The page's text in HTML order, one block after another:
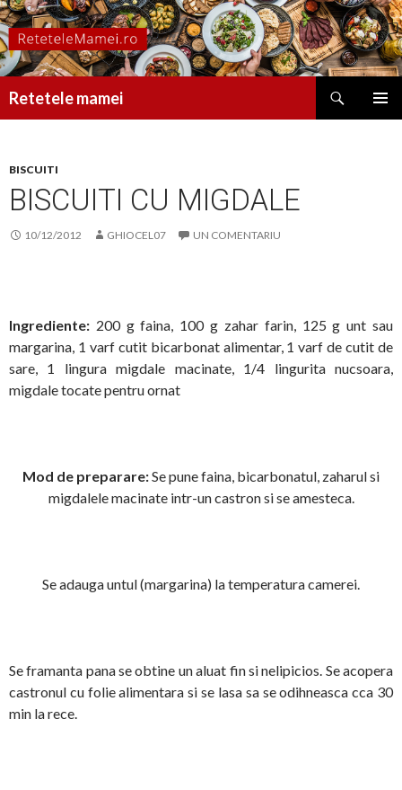
Retetele mamei
BISCUITI
BISCUITI CU MIGDALE
10/12/2012 GHIOCEL07 UN COMENTARIU
Ingrediente: 200 g faina, 100 g zahar farin, 125 g unt sau
margarina, 1 varf cutit bicarbonat alimentar, 1 varf de cutit de
sare, 1 lingura migdale macinate, 1/4 lingurita nucsoara,
migdale tocate pentru ornat
Mod de preparare:Se pune faina, bicarbonatul, zaharul si
migdalele macinate intr-un castron si se amesteca.
Se adauga untul (margarina) la temperatura camerei.
Se framanta pana se obtine un aluat fin si nelipicios. Se acopera
castronul cu folie alimentara si se lasa sa se odihneasca cca 30
min la rece.